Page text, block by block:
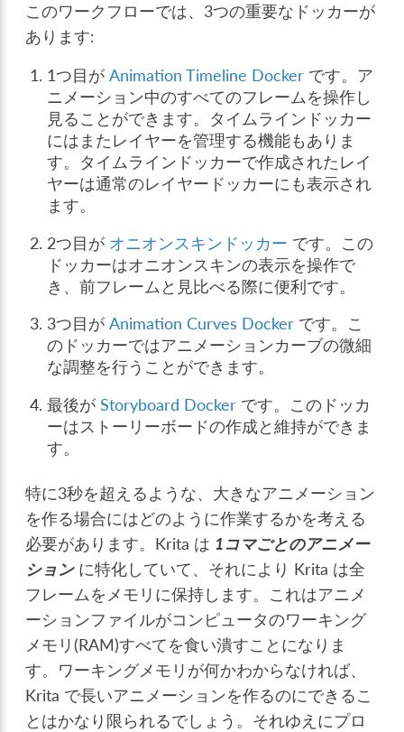
このワークフローでは、3つの重要なドッカーが
あります:
1つ目がAnimation Timeline Docker です。ア
ニメーション中のすべてのフレームを操作し
見ることができます。タイムラインドッカー
にはまたレイヤーを管理する機能もありま
す。タイムラインドッカーで作成されたレイ
ヤーは通常のレイヤードッカーにも表示され
ます。
2つ目が オニオンスキンドッカー です。この
ドッカーはオニオンスキンの表示を操作で
き、前フレームと見比べる際に便利です。
3つ目がAnimation Curves Docker です。こ
のドッカーではアニメーションカーブの微細
な調整を行うことができます。
最後がStoryboard Docker です。このドッカ
ーはストーリーボードの作成と維持ができま
す。
特に3秒を超えるような、大きなアニメーション
を作る場合にはどのように作業するかを考える
必要があります。Krita は 1コマごとのアニメー
ションに特化していて、それにより Krita は全
フレームをメモリに保持します。これはアニメ
ーションファイルがコンピュータのワーキング
メモリ(RAM)すべてを食い潰すことになりま
す。ワーキングメモリが何かわからなければ、
Krita で長いアニメーションを作るのにできるこ
とはかなり限られるでしょう。それゆえにプロ